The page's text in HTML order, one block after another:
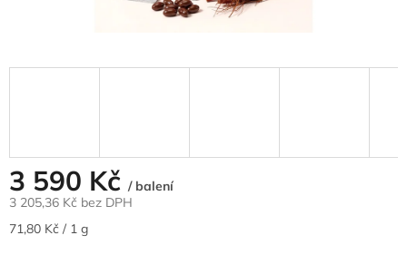
3 590 Kč / balení
3 205,36 Kč bez DPH
Měrná
71,80 Kč / 1 g